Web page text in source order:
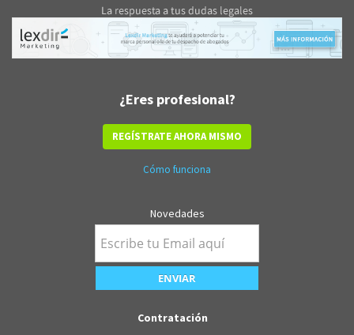
¿Eres profesional?
REGÍSTRATE AHORA MISMO
Cómo funciona
Novedades
Contratación